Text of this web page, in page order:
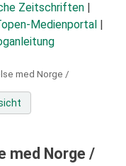
Zeitschriften
Medienportal
med Norge /
med Norge /